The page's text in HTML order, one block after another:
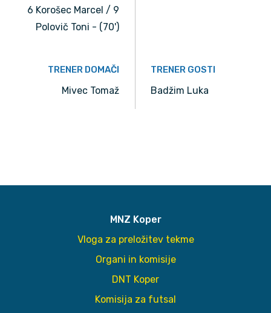
6 Korošec Marcel / 9
Polovič Toni - (70')
TRENER DOMAČI
Mivec Tomaž
TRENER GOSTI
Badžim Luka
MNZ Koper
Vloga za preložitev tekme
Organi in komisije
DNT Koper
Komisija za futsal